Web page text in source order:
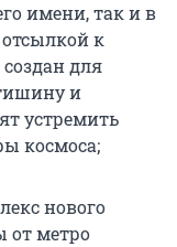
имени, так и в
к
для
и
устремить
космоса;
нового
от метро